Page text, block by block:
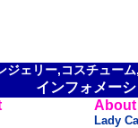
ジェリー,コスチュー
インフォメー
About
Lady